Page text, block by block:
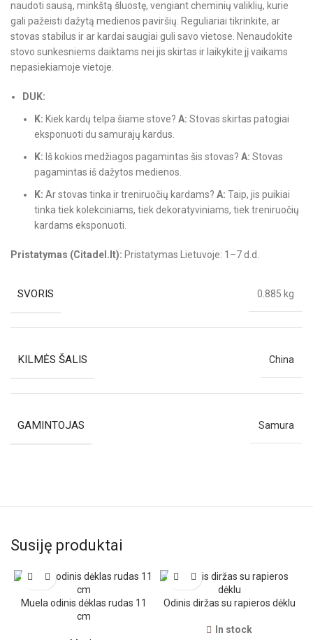
naudoti sausą, minkštą šluostę, vengiant cheminių valiklių, kurie
gali pažeisti dažytą medienos paviršių. Reguliariai tikrinkite, ar
stovas stabilus ir ar kardai saugiai guli savo vietose. Nenaudokite
stovo sunkesniems daiktams nei jis skirtas ir laikykite jį vaikams
nepasiekiamoje vietoje.
DUK:
K: Kiek kardų telpa šiame stove? A: Stovas skirtas patogiai
eksponuoti du samurajų kardus.
K: Iš kokios medžiagos pagamintas šis stovas? A: Stovas
pagamintas iš dažytos medienos.
K: Ar stovas tinka ir treniruočių kardams? A: Taip, jis puikiai
tinka tiek kolekciniams, tiek dekoratyviniams, tiek treniruočių
kardams eksponuoti.
Pristatymas (Citadel.lt): Pristatymas Lietuvoje: 1–7 d.d.
SVORIS 0.885 kg
KILMĖS ŠALIS China
GAMINTOJAS Samura
Susiję produktai
Muela odinis dėklas rudas 11
cm
Odinis diržas su rapieros dėklu
In stock